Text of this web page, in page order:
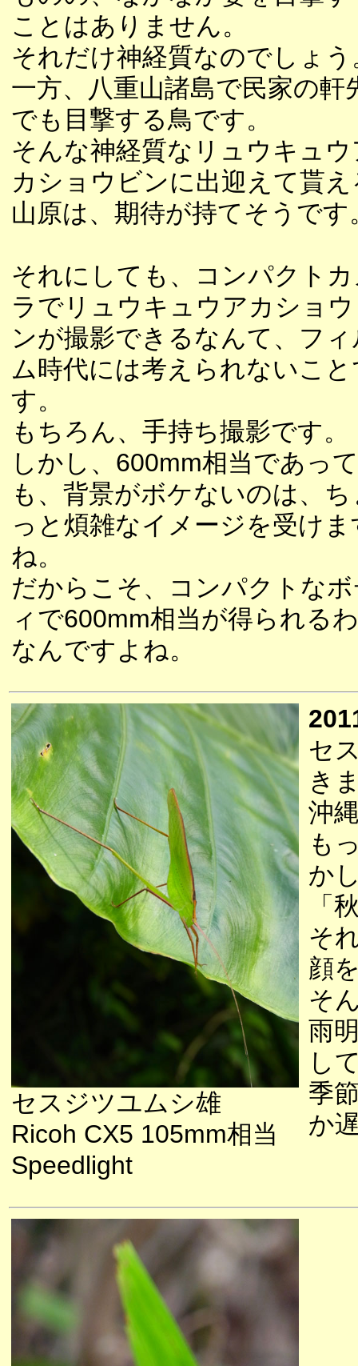
ことはありません。
それだけ神経質なのでしょう
一方、八重山諸島で民家の軒
でも目撃する鳥です。
そんな神経質なリュウキュウ
カショウビンに出迎えて貰え
山原は、期待が持てそうです
それにしても、コンパクト
ラでリュウキュウアカショ
ンが撮影できるなんて、フィ
ム時代には考えられないこと
す。
もちろん、手持ち撮影です。
しかし、600mm相当であって
も、背景がボケないのは、ち
っと煩雑なイメージを受けま
ね。
だからこそ、コンパクトな
ィで600mm相当が得られる
なんですよね。
セスジツユムシ雄
Ricoh CX5 105mm相当
Speedlight
セ
き
沖
も
か
「
そ
顔
そ
雨
し
季
か